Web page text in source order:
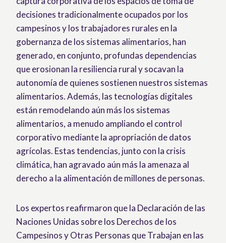
decisiones tradicionalmente ocupados por los
campesinos y los trabajadores rurales en la
gobernanza de los sistemas alimentarios, han
generado, en conjunto, profundas dependencias
que erosionan la resiliencia rural y socavan la
autonomía de quienes sostienen nuestros sistemas
alimentarios. Además, las tecnologías digitales
están remodelando aún más los sistemas
alimentarios, a menudo ampliando el control
corporativo mediante la apropriación de datos
agrícolas. Estas tendencias, junto con la crisis
climática, han agravado aún más la amenaza al
derecho a la alimentación de millones de personas.
Los expertos reafirmaron que la Declaración de las
Naciones Unidas sobre los Derechos de los
Campesinos y Otras Personas que Trabajan en las